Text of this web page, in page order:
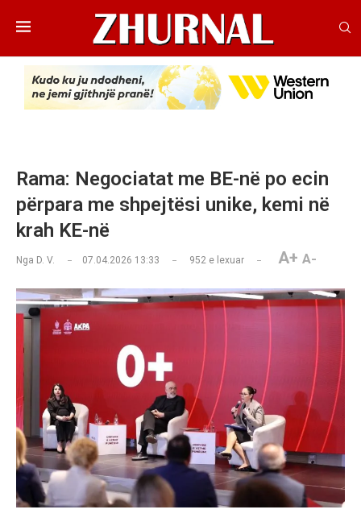
Rama: Negociatat me BE-në po ecin
përpara me shpejtësi unike, kemi në
krah KE-në
Nga D. V. 07.04.2026 13:33 952 e lexuar A+ A-